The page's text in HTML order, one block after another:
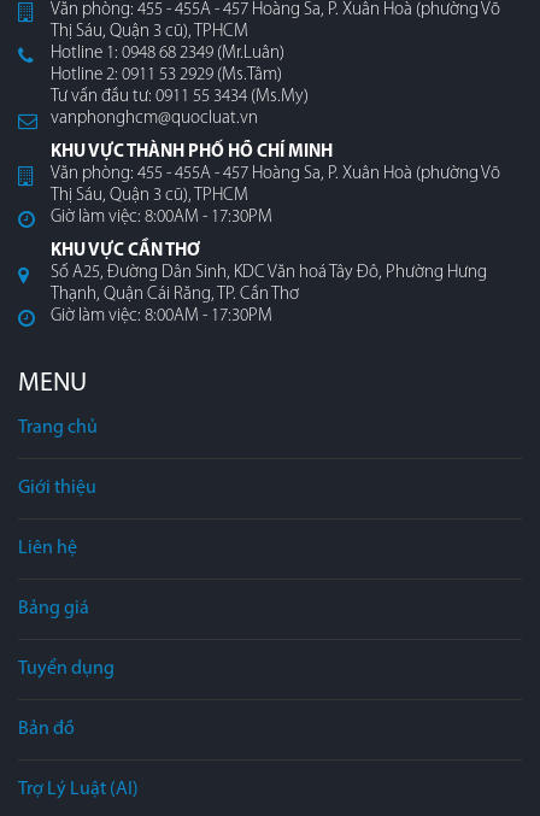
Văn phòng: 455 - 455A - 457 Hoàng Sa, P. Xuân Hoà (phường Võ
Thị Sáu, Quận 3 cũ), TPHCM
Hotline 1: 0948 68 2349 (Mr.Luân)
Hotline 2: 0911 53 2929 (Ms.Tâm)
Tư vấn đầu tư: 0911 55 3434 (Ms.My)
vanphonghcm@quocluat.vn
KHU VỰC THÀNH PHỐ HỒ CHÍ MINH
Văn phòng: 455 - 455A - 457 Hoàng Sa, P. Xuân Hoà (phường Võ
Thị Sáu, Quận 3 cũ), TPHCM
Giờ làm việc: 8:00AM - 17:30PM
KHU VỰC CẦN THƠ
Số A25, Đường Dân Sinh, KDC Văn hoá Tây Đô, Phường Hưng
Thạnh, Quận Cái Răng, TP. Cần Thơ
Giờ làm việc: 8:00AM - 17:30PM
MENU
Trang chủ
Giới thiệu
Liên hệ
Bảng giá
Tuyển dụng
Bản đồ
Trợ Lý Luật (AI)